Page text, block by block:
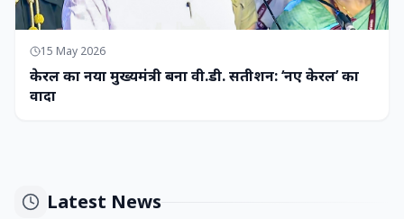
15 May 2026
केरल का नया मुख्यमंत्री बना वी.डी. सतीशन: ‘नए केरल’ का
वादा
Latest News